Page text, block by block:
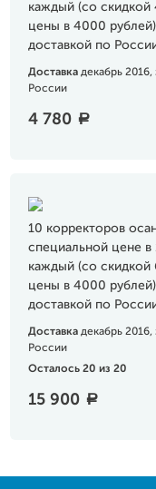
каждый (со скидкой
цены в 4000
доставкой по
Доставка декабрь 2016,
России
4 780 a
10 корректоров
специальной цене в
каждый (со скидкой
цены в 4000
доставкой по
Доставка декабрь 2016,
России
Осталось 20 из 20
15 900 a